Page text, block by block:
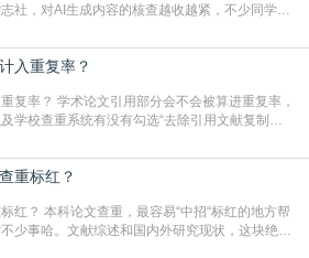
社，对AI生成内容的核查越收越紧，不少同学投
已经成了很多过来人交稿前必做的一步。为什么
必备项？可能还有不少人觉得，我就用AI搭了个
做AIG
入重复率？
被算进重复率，
学校查重系统有没有勾选“去除引用文献复制
号编号、与正文一一对应，著录项符合GB/T
卷期、页码齐全，标点用半角）；查重系统识别
重标红？
红的地方帮
少事哈。文献综述和国内外研究现状，这块绝对